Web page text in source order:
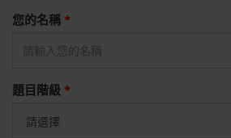
您的名稱 *
題目階級 *